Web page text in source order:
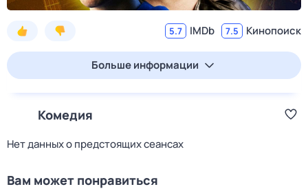
5.7 IMDb 7.5 Кинопоиск
Больше информации
Комедия
Нет данных о предстоящих сеансах
Вам может понравиться